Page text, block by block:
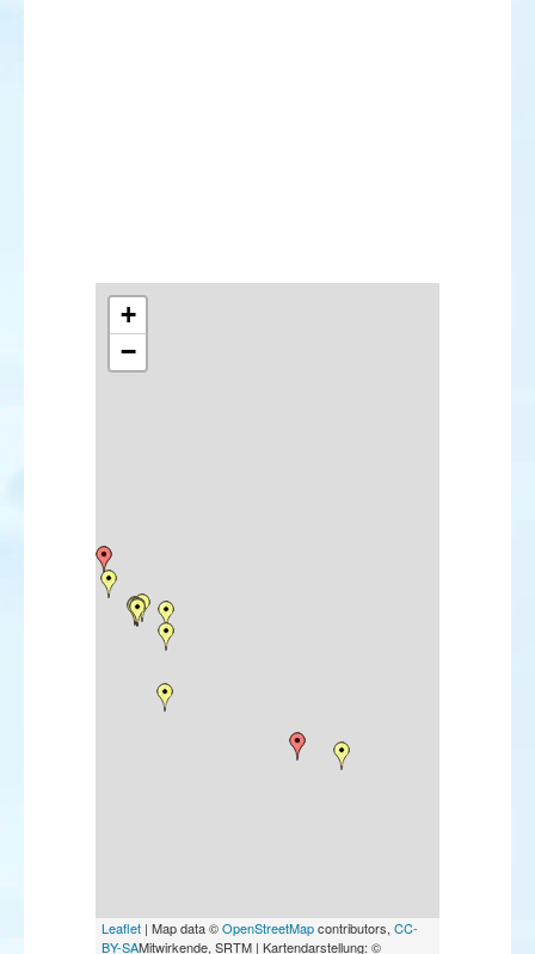
+
−
Leaflet | Map data ©OpenStreetMapcontributors, CC-
BY-SAMitwirkende, SRTM | Kartendarstellung: ©